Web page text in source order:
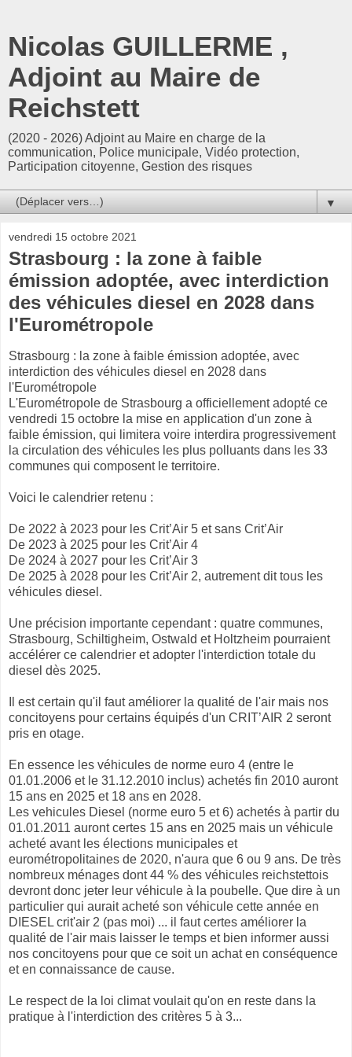
Nicolas GUILLERME ,
Adjoint au Maire de
Reichstett
(2020 - 2026) Adjoint au Maire en charge de la
communication, Police municipale, Vidéo protection,
Participation citoyenne, Gestion des risques
▼
vendredi 15 octobre 2021
Strasbourg : la zone à faible
émission adoptée, avec interdiction
des véhicules diesel en 2028 dans
l'Eurométropole
Strasbourg : la zone à faible émission adoptée, avec
interdiction des véhicules diesel en 2028 dans
l'Eurométropole
L'Eurométropole de Strasbourg a officiellement adopté ce
vendredi 15 octobre la mise en application d'un zone à
faible émission, qui limitera voire interdira progressivement
la circulation des véhicules les plus polluants dans les 33
communes qui composent le territoire.
Voici le calendrier retenu :
De 2022 à 2023 pour les Crit’Air 5 et sans Crit’Air
De 2023 à 2025 pour les Crit’Air 4
De 2024 à 2027 pour les Crit’Air 3
De 2025 à 2028 pour les Crit’Air 2, autrement dit tous les
véhicules diesel.
Une précision importante cependant : quatre communes,
Strasbourg, Schiltigheim, Ostwald et Holtzheim pourraient
accélérer ce calendrier et adopter l'interdiction totale du
diesel dès 2025.
Il est certain qu'il faut améliorer la qualité de l'air mais nos
concitoyens pour certains équipés d'un CRIT’AIR 2 seront
pris en otage.
En essence les véhicules de norme euro 4 (entre le
01.01.2006 et le 31.12.2010 inclus) achetés fin 2010 auront
15 ans en 2025 et 18 ans en 2028.
Les vehicules Diesel (norme euro 5 et 6) achetés à partir du
01.01.2011 auront certes 15 ans en 2025 mais un véhicule
acheté avant les élections municipales et
eurométropolitaines de 2020, n'aura que 6 ou 9 ans. De très
nombreux ménages dont 44 % des véhicules reichstettois
devront donc jeter leur véhicule à la poubelle. Que dire à un
particulier qui aurait acheté son véhicule cette année en
DIESEL crit'air 2 (pas moi) ... il faut certes améliorer la
qualité de l'air mais laisser le temps et bien informer aussi
nos concitoyens pour que ce soit un achat en conséquence
et en connaissance de cause.
Le respect de la loi climat voulait qu'on en reste dans la
pratique à l'interdiction des critères 5 à 3...